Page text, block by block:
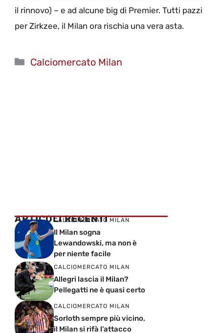
il rinnovo) – e ad alcune big di Premier. Tutti pazzi
per Zirkzee, il Milan ora rischia una vera asta.
Categorie
Calciomercato Milan
ARTICOLI RECENTI
CALCIOMERCATO MILAN
Il Milan sogna
Lewandowski, ma non è
per niente facile
CALCIOMERCATO MILAN
Allegri lascia il Milan?
Pellegatti ne è quasi certo
CALCIOMERCATO MILAN
Sorloth sempre più vicino,
il Milan si rifà l’attacco